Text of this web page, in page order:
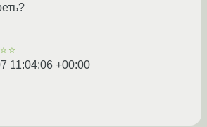
☆☆
11:04:06 +00:00